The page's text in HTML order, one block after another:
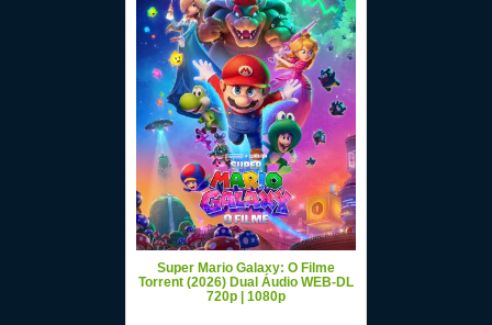
Super Mario Galaxy: O Filme
Torrent (2026) Dual Áudio WEB-DL
720p | 1080p